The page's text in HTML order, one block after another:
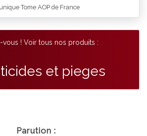
Tome AOP de France
vous ! Voir tous nos produits :
et pieges
Parution :